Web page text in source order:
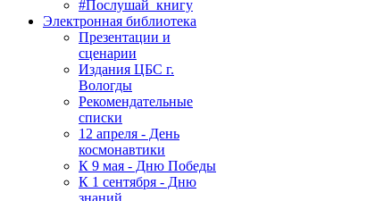
#Послушай_книгу
Электронная библиотека
Презентации и
сценарии
Издания ЦБС г.
Вологды
Рекомендательные
списки
12 апреля - День
космонавтики
К 9 мая - Дню Победы
К 1 сентября - Дню
знаний